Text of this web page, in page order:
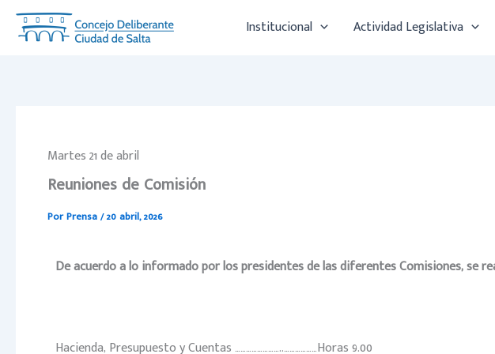
Institucional Actividad Legislativa
Martes 21 de abril
Reuniones de Comisión
PorPrensa/20 abril, 2026
De acuerdo a lo informado por los presidentes de las diferentes Comisiones, se
Hacienda, Presupuesto y Cuentas ……………………..………………Horas 9.00